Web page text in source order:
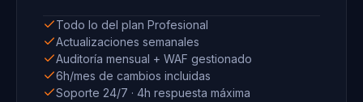
Todo lo del plan Profesional
Actualizaciones semanales
Auditoría mensual + WAF gestionado
6h/mes de cambios incluidas
Soporte 24/7 · 4h respuesta máxima